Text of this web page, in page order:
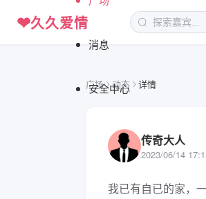
❤久久爱情
消息
安全中心
广场 动态 详情
传奇大人
2023/06/14
我已有自已的家，